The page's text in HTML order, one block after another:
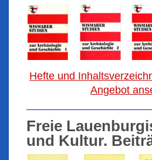
Hefte und
Angebot
Freie
und Kultur.